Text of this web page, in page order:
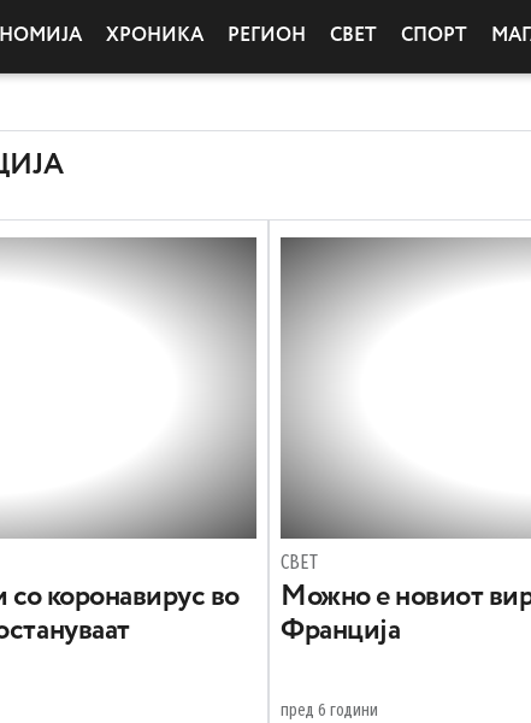
ХРОНИКА РЕГИОН СВЕТ СПОРТ
со коронавирус во
СВЕТ
Можно е новиот
Франција
пред 6 години